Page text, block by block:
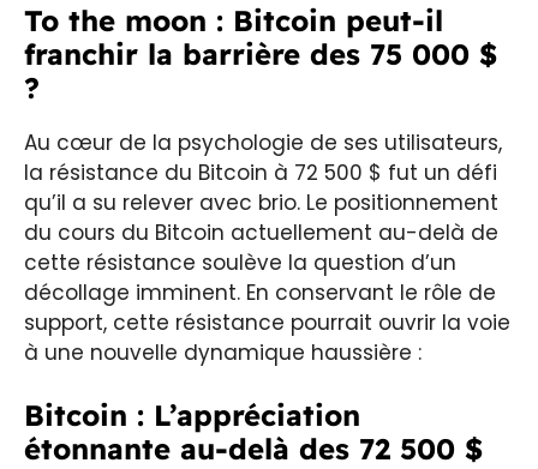
To the moon : Bitcoin peut-il
franchir la barrière des 75 000 $
?
Au cœur de la psychologie de ses utilisateurs,
la résistance du Bitcoin à 72 500 $ fut un défi
qu’il a su relever avec brio. Le positionnement
du cours du Bitcoin actuellement au-delà de
cette résistance soulève la question d’un
décollage imminent. En conservant le rôle de
support, cette résistance pourrait ouvrir la voie
à une nouvelle dynamique haussière :
Bitcoin : L’appréciation
étonnante au-delà des 72 500 $